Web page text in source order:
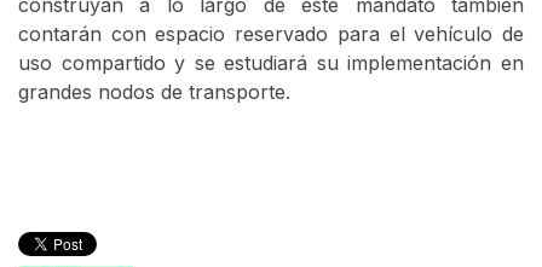
construyan a lo largo de este mandato también
contarán con espacio reservado para el vehículo de
uso compartido y se estudiará su implementación en
grandes nodos de transporte.